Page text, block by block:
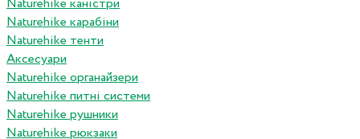
Naturehike каністри
Naturehike карабіни
Naturehike тенти
Аксесуари
Naturehike органайзери
Naturehike питні системи
Naturehike рушники
Naturehike рюкзаки